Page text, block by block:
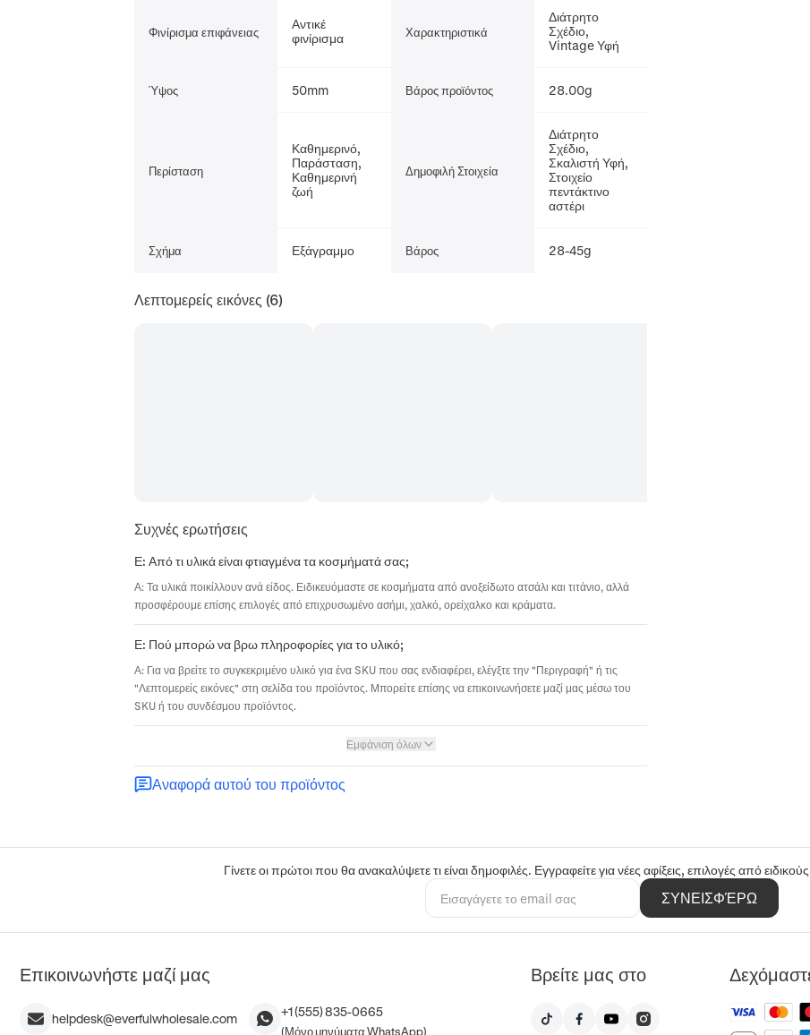
Φινίρισμα επιφάνειας
Αντικέ
φινίρισμα
Χαρακτηριστικά
Διάτρητο
Σχέδιο,
Vintage Υφή
Ύψος 50mm Βάρος προϊόντος 28.00g
Περίσταση
Καθημερινό,
Παράσταση,
Καθημερινή
ζωή
Δημοφιλή Στοιχεία
Διάτρητο
Σχέδιο,
Σκαλιστή Υφή,
Στοιχείο
πεντάκτινο
αστέρι
Σχήμα Εξάγραμμο Βάρος 28-45g
Λεπτομερείς εικόνες (6)
Συχνές ερωτήσεις
Ε: Από τι υλικά είναι φτιαγμένα τα κοσμήματά σας;
Α: Τα υλικά ποικίλλουν ανά είδος. Ειδικευόμαστε σε κοσμήματα από ανοξείδωτο ατσάλι και τιτάνιο, αλλά
προσφέρουμε επίσης επιλογές από επιχρυσωμένο ασήμι, χαλκό, ορείχαλκο και κράματα.
Ε: Πού μπορώ να βρω πληροφορίες για το υλικό;
Α: Για να βρείτε το συγκεκριμένο υλικό για ένα SKU που σας ενδιαφέρει, ελέγξτε την "Περιγραφή" ή τις
"Λεπτομερείς εικόνες" στη σελίδα του προϊόντος. Μπορείτε επίσης να επικοινωνήσετε μαζί μας μέσω του
SKU ή του συνδέσμου προϊόντος.
Εμφάνιση όλων
Αναφορά αυτού του προϊόντος
Γίνετε οι πρώτοι που θα ανακαλύψετε τι είναι δημοφιλές. Εγγραφείτε για νέες αφίξεις, επιλογές από
ΣΥΝΕΙΣΦΈΡΩ
Επικοινωνήστε μαζί μας
helpdesk@everfulwholesale.com +1 (555) 835-0665
(Μόνο μηνύματα WhatsApp)
Βρείτε μας στο